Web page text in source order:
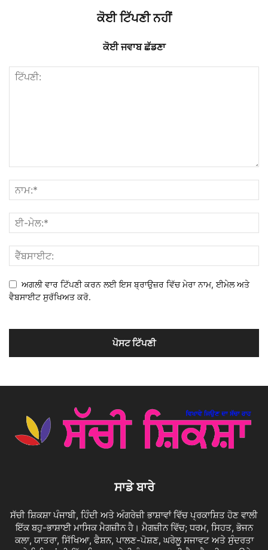
ਕੋਈ ਟਿੱਪਣੀ ਨਹੀਂ
ਕੋਈ ਜਵਾਬ ਛੱਡਣਾ
ਅਗਲੀ ਵਾਰ ਟਿੱਪਣੀ ਕਰਨ ਲਈ ਇਸ ਬ੍ਰਾਉਜ਼ਰ ਵਿੱਚ ਮੇਰਾ ਨਾਮ, ਈਮੇਲ ਅਤੇ
ਵੈਬਸਾਈਟ ਸੁਰੱਖਿਅਤ ਕਰੋ.
ਸਾਡੇ ਬਾਰੇ
ਸੱਚੀ ਸ਼ਿਕਸ਼ਾ ਪੰਜਾਬੀ, ਹਿੰਦੀ ਅਤੇ ਅੰਗਰੇਜ਼ੀ ਭਾਸ਼ਾਵਾਂ ਵਿੱਚ ਪ੍ਰਕਾਸ਼ਿਤ ਹੋਣ ਵਾਲੀ
ਇੱਕ ਬਹੁ-ਭਾਸ਼ਾਈ ਮਾਸਿਕ ਮੈਗਜ਼ੀਨ ਹੈ। ਮੈਗਜ਼ੀਨ ਵਿੱਚ; ਧਰਮ, ਸਿਹਤ, ਭੋਜਨ
ਕਲਾ, ਯਾਤਰਾ, ਸਿੱਖਿਆ, ਫੈਸ਼ਨ, ਪਾਲਣ-ਪੋਸ਼ਣ, ਘਰੇਲੂ ਸਜਾਵਟ ਅਤੇ ਸੁੰਦਰਤਾ